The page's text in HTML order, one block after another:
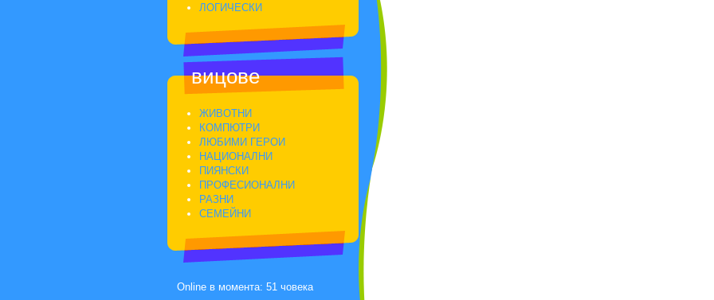
ЛОГИЧЕСКИ
вицове
ЖИВОТНИ
КОМПЮТРИ
ЛЮБИМИ ГЕРОИ
НАЦИОНАЛНИ
ПИЯНСКИ
ПРОФЕСИОНАЛНИ
РАЗНИ
СЕМЕЙНИ
Online в момента: 51 човека